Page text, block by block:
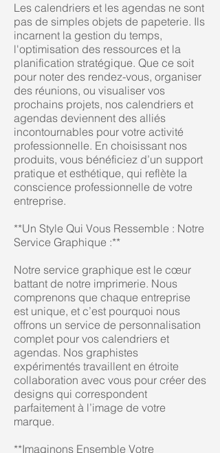
Les calendriers et les agendas ne sont
pas de simples objets de papeterie. Ils
incarnent la gestion du temps,
l'optimisation des ressources et la
planification stratégique. Que ce soit
pour noter des rendez-vous, organiser
des réunions, ou visualiser vos
prochains projets, nos calendriers et
agendas deviennent des alliés
incontournables pour votre activité
professionnelle. En choisissant nos
produits, vous bénéficiez d’un support
pratique et esthétique, qui reflète la
conscience professionnelle de votre
entreprise.
**Un Style Qui Vous Ressemble : Notre
Service Graphique :**
Notre service graphique est le cœur
battant de notre imprimerie. Nous
comprenons que chaque entreprise
est unique, et c’est pourquoi nous
offrons un service de personnalisation
complet pour vos calendriers et
agendas. Nos graphistes
expérimentés travaillent en étroite
collaboration avec vous pour créer des
designs qui correspondent
parfaitement à l’image de votre
marque.
**Imaginons Ensemble Votre